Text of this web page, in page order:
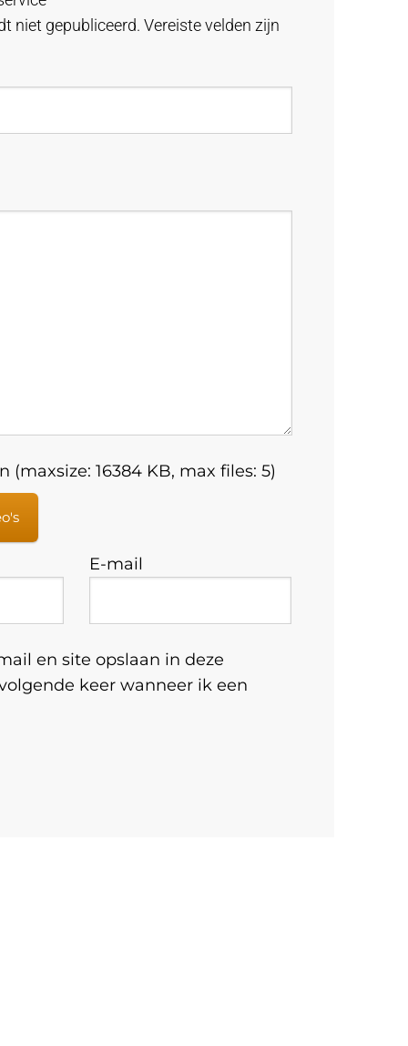
niet gepubliceerd. Vereiste velden zijn
(maxsize: 16384 KB, max files: 5)
E-mail
en site opslaan in deze
keer wanneer ik een